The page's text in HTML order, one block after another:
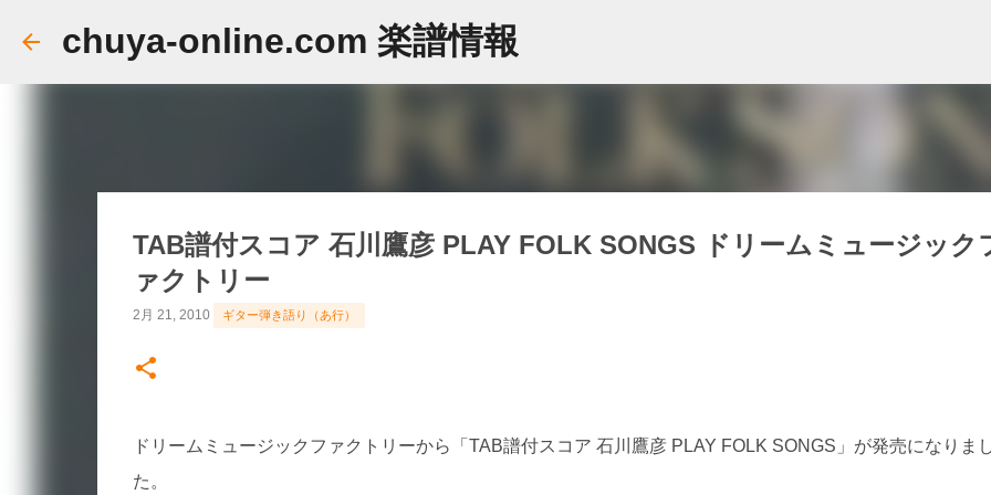
chuya-online.com 楽譜情報
TAB譜付スコア 石川鷹彦 PLAY FOLK SONGS ドリームミュージック
ァクトリー
2月 21, 2010 ギター弾き語り（あ行）
ドリームミュージックファクトリーから「TAB譜付スコア 石川鷹彦 PLAY FOLK SONGS」が発売になりま
た。